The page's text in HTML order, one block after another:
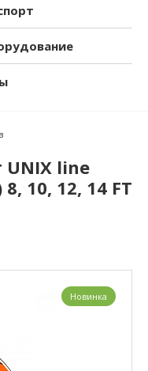
line
10, 12, 14 FT
Новинка